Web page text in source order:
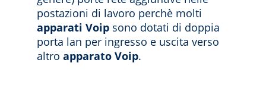
postazioni di lavoro perchè molti
apparati Voip sono dotati di doppia
porta lan per ingresso e uscita verso
altroapparato Voip.